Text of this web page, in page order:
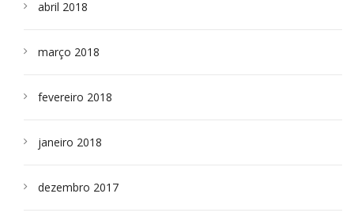
abril 2018
março 2018
fevereiro 2018
janeiro 2018
dezembro 2017